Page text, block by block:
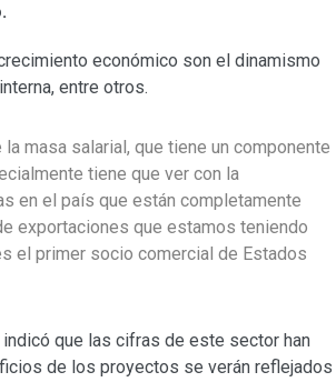
económico son el dinamismo
entre otros.
masa salarial, que tiene un componente
tiene que ver con la
en el país que están completamente
exportaciones que estamos teniendo
el primer socio comercial de Estados
indicó que las cifras de este sector han
de los proyectos se verán reflejados